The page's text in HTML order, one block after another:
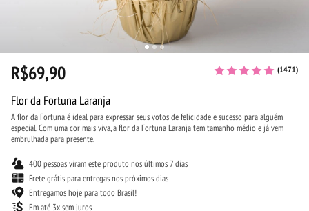
R$69,90 (1471)
Flor da Fortuna Laranja
A flor da Fortuna é ideal para expressar seus votos de felicidade e sucesso para alguém
especial. Com uma cor mais viva, a flor da Fortuna Laranja tem tamanho médio e já vem
embrulhada para presente.
400 pessoas viram este produto nos últimos 7 dias
Frete grátis para entregas nos próximos dias
Entregamos hoje para todo Brasil!
Em até 3x sem juros